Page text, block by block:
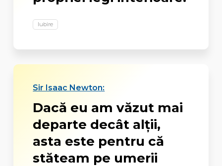
Iubire
Sir Isaac Newton:
Dacă eu am văzut mai
departe decât alţii,
asta este pentru că
stăteam pe umerii